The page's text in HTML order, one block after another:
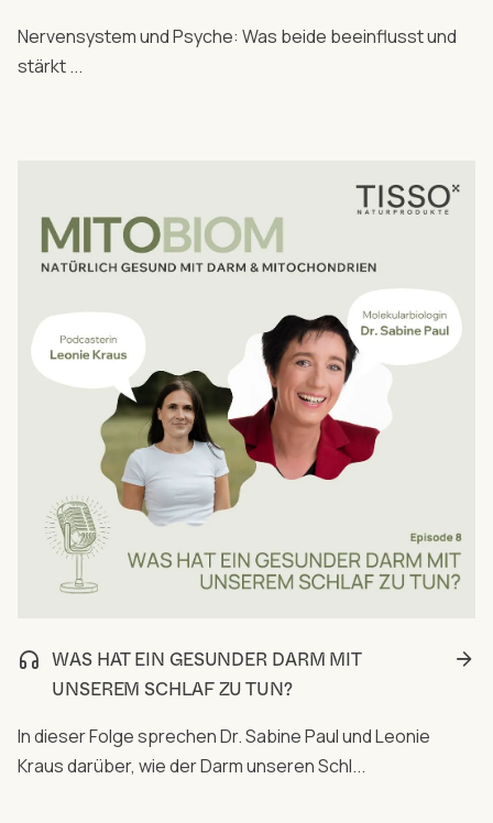
Nervensystem und Psyche: Was beide beeinflusst und
stärkt ...
WAS HAT EIN GESUNDER DARM MIT
UNSEREM SCHLAF ZU TUN?
In dieser Folge sprechen Dr. Sabine Paul und Leonie
Kraus darüber, wie der Darm unseren Schl...